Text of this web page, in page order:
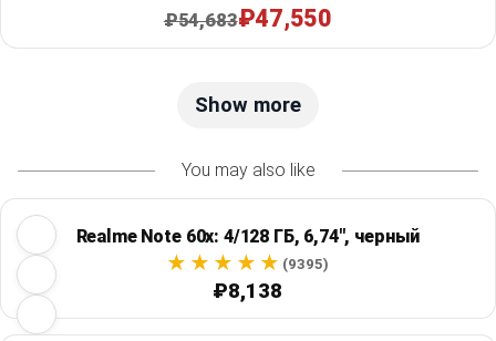
₽54,683₽47,550
Show more
You may also like
Realme Note 60x: 4/128 ГБ, 6,74", черный
(9395)
₽8,138